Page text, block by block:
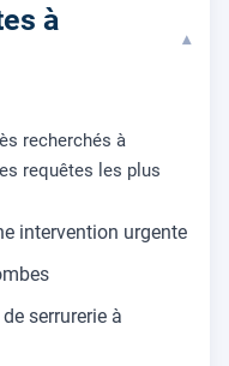
à
▾
recherchés à
requêtes les plus
intervention urgente
serrurerie à